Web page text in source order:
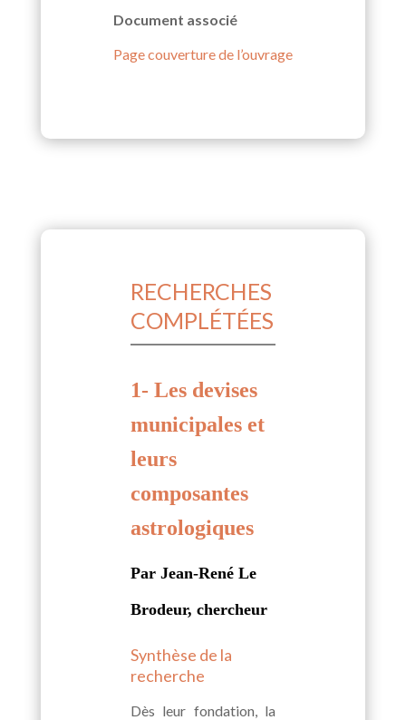
Document associé
Page couverture de l’ouvrage
RECHERCHES
COMPLÉTÉES
1- Les devises
municipales et
leurs
composantes
astrologiques
Par Jean-René Le
Brodeur, chercheur
Synthèse de la
recherche
Dès leur fondation, la